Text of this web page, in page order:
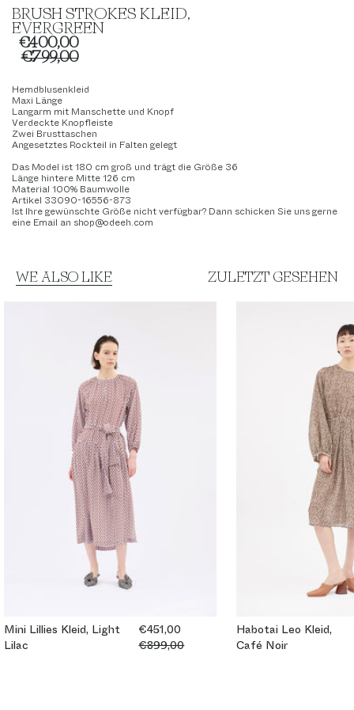
BRUSH STROKES KLEID,
EVERGREEN
€400,00
€799,00
Hemdblusenkleid
Maxi Länge
Langarm mit Manschette und Knopf
Verdeckte Knopfleiste
Zwei Brusttaschen
Angesetztes Rockteil in Falten gelegt
Das Model ist 180 cm groß und trägt die Größe 36
Länge hintere Mitte 126 cm
Material 100% Baumwolle
Artikel 33090-16556-873
Ist Ihre gewünschte Größe nicht verfügbar? Dann schicken Sie uns gerne
eine Email an shop@odeeh.com
WE ALSO LIKE ZULETZT GESEHEN
Mini Lillies Kleid, Light
Lilac
€451,00
€899,00
Habotai Leo Kleid,
Café Noir